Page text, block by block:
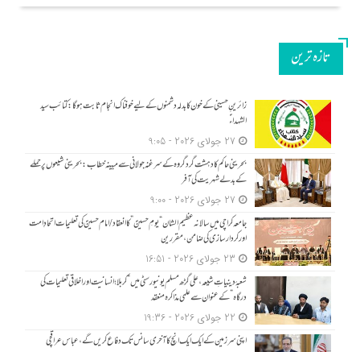
تازه ترین
زائرینِ حسینی کے خون کا بدلہ دشمنوں کے لیے خوفناک انجام ثابت ہوگا: کتائب سید
الشہداءؑ
27 جولای 2026 - 9:05
بحرینی حاکم کا دہشت گرد گروہ کے سرغنہ جولانی سے مبینہ خطاب: بحرینی شیعوں پر حملے
کے بدلے شہریت کی آفر
27 جولای 2026 - 9:00
جامعہ کراچی میں سالانہ عظیم الشان “یومِ حسینؑ” کا انعقاد/امام حسینؑ کی تعلیمات اتحادِ امت
اور کردار سازی کی ضامن، مقررین
23 جولای 2026 - 16:51
شعبۂ دینیاتِ شیعہ، علی گڑھ مسلم یونیورسٹی میں “کربلا؛ انسانیت اور اخلاقی تعلیمات کی
درگاہ” کے عنوان سے علمی مذاکرہ منعقد
22 جولای 2026 - 19:36
اپنی سرزمین کے ایک ایک انچ کا آخری سانس تک دفاع کریں گے، عباس عراقچی